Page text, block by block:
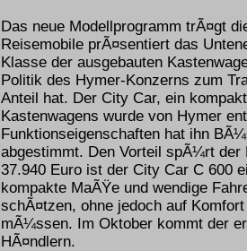
Das neue Modellprogramm trÃ¤gt
Reisemobile prÃ¤sentiert das
Klasse der ausgebauten
Politik des Hymer-Konzerns zum
Anteil hat. Der City Car, ein
Kastenwagens wurde von Hymer
Funktionseigenschaften hat ihn
abgestimmt. Den Vorteil spÃ¼rt der
37.940 Euro ist der City Car C 600
kompakte MaÃŸe und wendige
schÃ¤tzen, ohne jedoch auf
mÃ¼ssen. Im Oktober kommt der
HÃ¤ndlern.